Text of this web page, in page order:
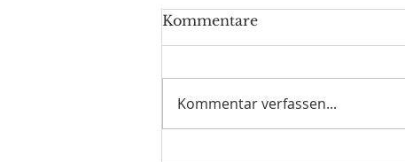
Kommentare
Kommentar verfassen...